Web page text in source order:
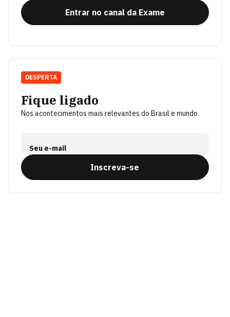
Entrar no canal da Exame
Fique ligado
Nos acontecimentos mais relevantes do Brasil e mundo.
Seu e-mail
Inscreva-se
DESPERTA